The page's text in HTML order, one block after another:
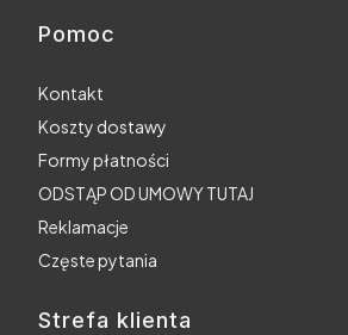
Linki w stopce
Pomoc
Kontakt
Koszty dostawy
Formy płatności
ODSTĄP OD UMOWY TUTAJ
Reklamacje
Częste pytania
Strefa klienta